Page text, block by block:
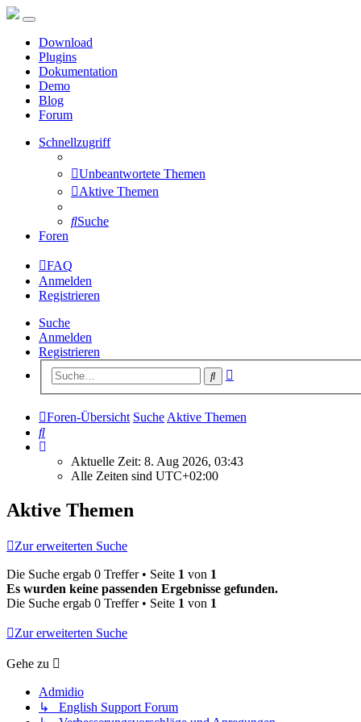
Download
Plugins
Dokumentation
Demo
Blog
Forum
Schnellzugriff
Unbeantwortete Themen
Aktive Themen
Suche
Foren
FAQ
Anmelden
Registrieren
Suche
Anmelden
Registrieren
Suche
Foren-Übersicht Suche Aktive Themen
Suche
Aktuelle Zeit: 8. Aug 2026, 03:43
Alle Zeiten sind UTC+02:00
Aktive Themen
Zur erweiterten Suche
Die Suche ergab 0 Treffer • Seite 1 von 1
Es wurden keine passenden Ergebnisse gefunden.
Die Suche ergab 0 Treffer • Seite 1 von 1
Zur erweiterten Suche
Gehe zu
Admidio
↳ English Support Forum